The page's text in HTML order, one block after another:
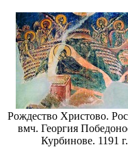
Рождество Христово.
вмч. Георгия
Курбинове. 1191 г.